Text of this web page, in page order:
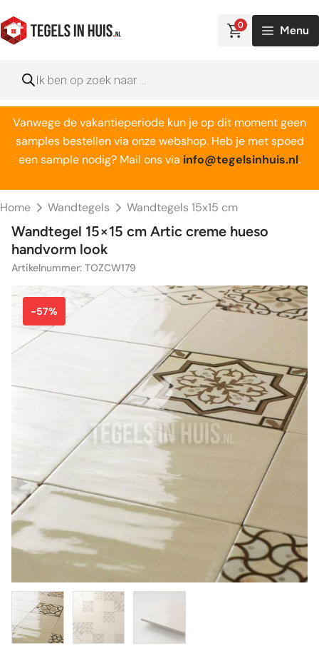
naar
de
0 Menu
zoeken
Vanwege de vakantieperiode kun je op dit moment geen
samples bestellen via onze webshop. Heb je met spoed
een sample nodig? Mail ons via info@tegelsinhuis.nl.
Home Wandtegels Wandtegels 15x15 cm
Wandtegel 15×15 cm Artic creme hueso
handvorm look
Artikelnummer: TOZCW179
-57%